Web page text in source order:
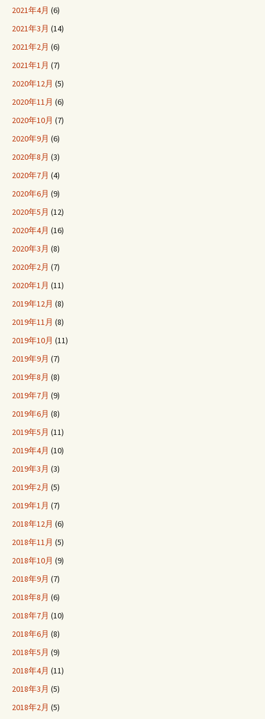
2021年4月 (6)
2021年3月 (14)
2021年2月 (6)
2021年1月 (7)
2020年12月 (5)
2020年11月 (6)
2020年10月 (7)
2020年9月 (6)
2020年8月 (3)
2020年7月 (4)
2020年6月 (9)
2020年5月 (12)
2020年4月 (16)
2020年3月 (8)
2020年2月 (7)
2020年1月 (11)
2019年12月 (8)
2019年11月 (8)
2019年10月 (11)
2019年9月 (7)
2019年8月 (8)
2019年7月 (9)
2019年6月 (8)
2019年5月 (11)
2019年4月 (10)
2019年3月 (3)
2019年2月 (5)
2019年1月 (7)
2018年12月 (6)
2018年11月 (5)
2018年10月 (9)
2018年9月 (7)
2018年8月 (6)
2018年7月 (10)
2018年6月 (8)
2018年5月 (9)
2018年4月 (11)
2018年3月 (5)
2018年2月 (5)